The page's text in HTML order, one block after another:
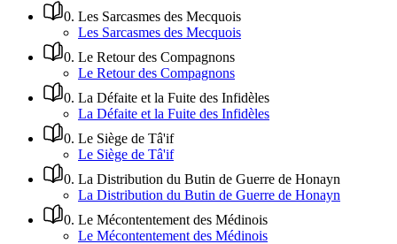
0. Les Sarcasmes des Mecquois
Les Sarcasmes des Mecquois
0. Le Retour des Compagnons
Le Retour des Compagnons
0. La Défaite et la Fuite des Infidèles
La Défaite et la Fuite des Infidèles
0. Le Siège de Tâ'if
Le Siège de Tâ'if
0. La Distribution du Butin de Guerre de Honayn
La Distribution du Butin de Guerre de Honayn
0. Le Mécontentement des Médinois
Le Mécontentement des Médinois